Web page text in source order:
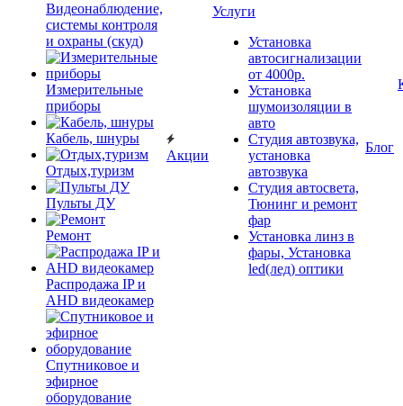
Видеонаблюдение,
системы контроля
и охраны (скуд)
Измерительные
приборы
Кабель, шнуры
Отдых,туризм
Пульты ДУ
Ремонт
Распродажа IP и
AHD видеокамер
Спутниковое и
эфирное
оборудование
Акции
Услуги
Установка
автосигнализации
от 4000р.
Установка
шумоизоляции в
авто
Студия автозвука,
установка
автозвука
Студия автосвета,
Тюнинг и ремонт
фар
Установка линз в
фары, Установка
led(лед) оптики
Блог